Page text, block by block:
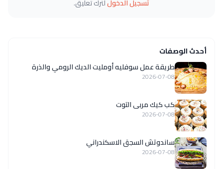
تسجيل الدخوللترك تعليق.
أحدث الوصفات
طريقة عمل سوفليه أومليت الديك الرومي والذرة
2026-07-08
كب كيك مربى التوت
2026-07-08
ساندوتش السجق الاسكندراني
2026-07-08